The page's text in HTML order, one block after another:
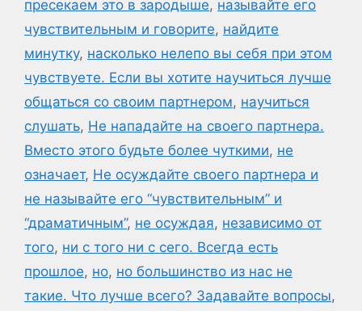
пресекаем это в зародыше, называйте его
чувствительным и говорите, найдите
минутку, насколько нелепо вы себя при этом
чувствуете. Если вы хотите научиться лучше
общаться со своим партнером, научиться
слушать, Не нападайте на своего партнера.
Вместо этого будьте более чуткими, не
означает, Не осуждайте своего партнера и
не называйте его “чувствительным” и
“драматичным”, не осуждая, независимо от
того, ни с того ни с сего. Всегда есть
прошлое, но, но большинство из нас не
такие. Что лучше всего? Задавайте вопросы,